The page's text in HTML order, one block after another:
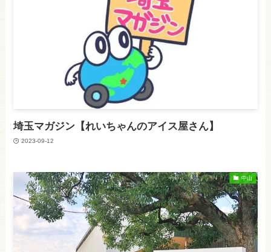
埼玉マガジン【れいちゃんのアイス屋さん】
2023-09-12
中山